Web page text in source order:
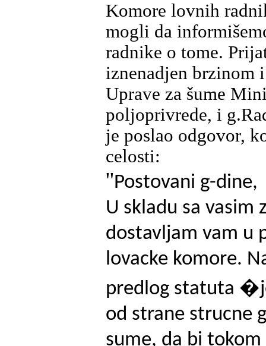
Komore lovnih
mogli da
radnike o tome.
iznenadjen brzinom
Uprave za šume
poljoprivrede, i
je poslao odgovor,
celosti:
''Postovani g-dine,
U skladu sa vasim
dostavljam vam u
lovacke komore.
predlog statuta
od strane strucne
sume, da bi tokom